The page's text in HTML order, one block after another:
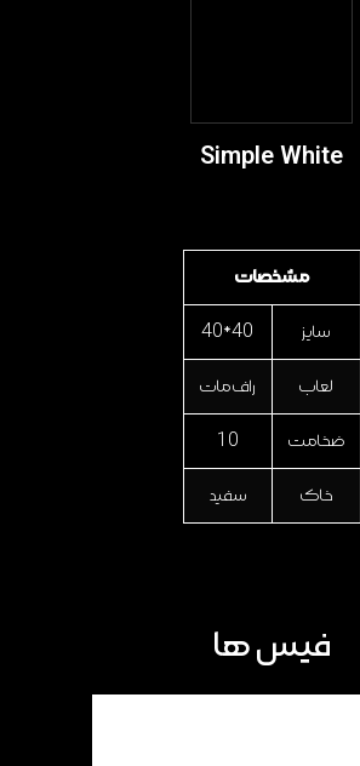
Simple White
مشخصات
سایز 40*40
لعاب راف مات
ضخامت 10
خاک سفید
فیس ها